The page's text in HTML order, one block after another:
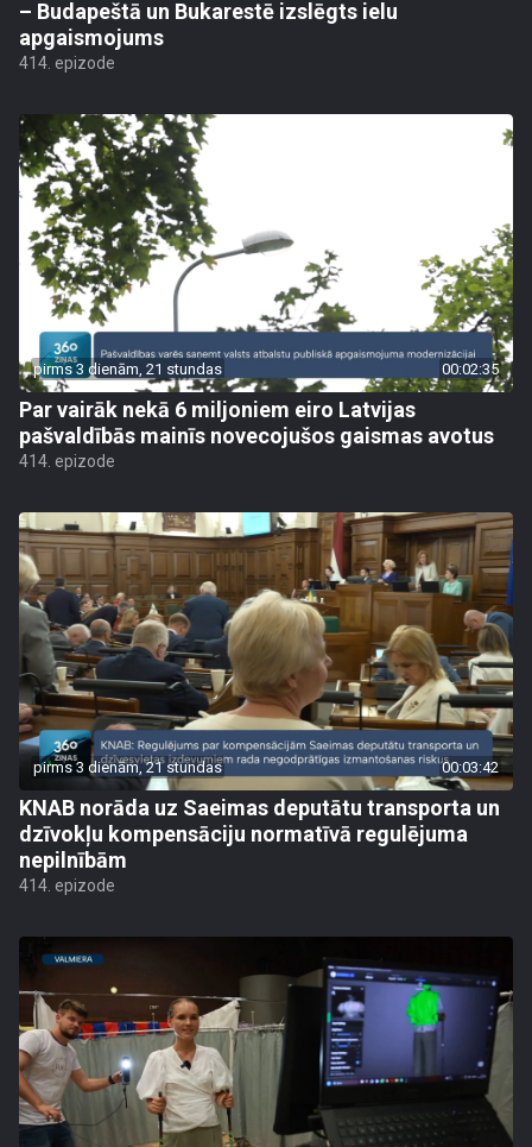
– Budapeštā un Bukarestē izslēgts ielu
apgaismojums
414. epizode
pirms 3 dienām, 21 stundas 00:02:35
Par vairāk nekā 6 miljoniem eiro Latvijas
pašvaldībās mainīs novecojušos gaismas avotus
414. epizode
pirms 3 dienām, 21 stundas 00:03:42
KNAB norāda uz Saeimas deputātu transporta un
dzīvokļu kompensāciju normatīvā regulējuma
nepilnībām
414. epizode